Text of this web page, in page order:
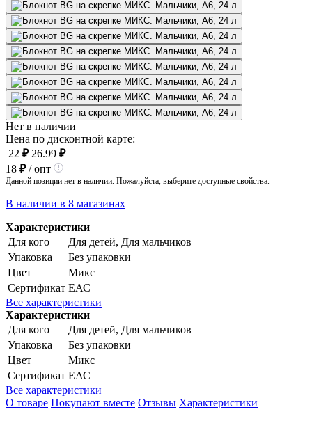
Нет в наличии
Цена по дисконтной карте:
22 ₽ 26.99 ₽
18 ₽/ опт
Данной позиции нет в наличии. Пожалуйста, выберите доступные свойства.
В наличии в 8 магазинах
Характеристики
Для кого
Для детей, Для мальчиков
Упаковка
Без упаковки
Цвет
Микс
Сертификат ЕАС
Все характеристики
Характеристики
Для кого
Для детей, Для мальчиков
Упаковка
Без упаковки
Цвет
Микс
Сертификат ЕАС
Все характеристики
О товаре Покупают вместе Отзывы Характеристики